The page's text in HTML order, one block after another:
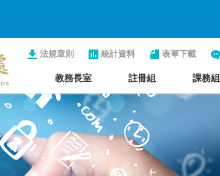
法規章則 統計資料 表單下載
教務長室 註冊組 課務組